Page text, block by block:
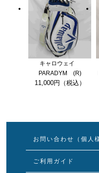
キャロウェイ
PARADYM (R)
11,000円（税込）
お問い合わせ（個人
ご利用ガイド